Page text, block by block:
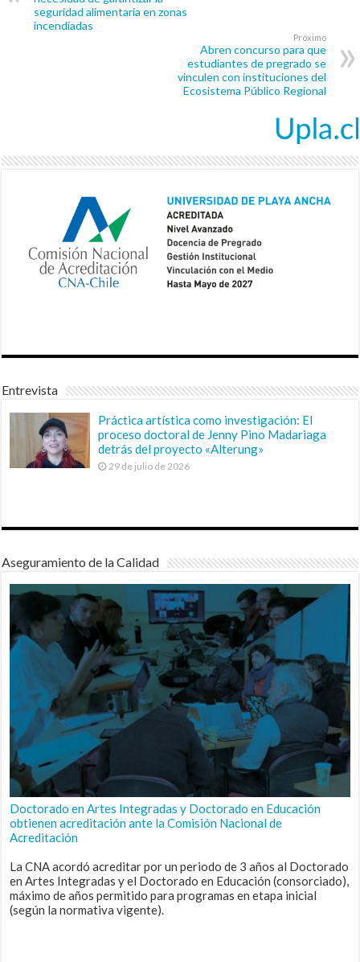
seguridad alimentaria en zonas
incendiadas
Próximo
Abren concurso para que
estudiantes de pregrado se
vinculen con instituciones del
Ecosistema Público Regional
Entrevista
Práctica artística como investigación: El
proceso doctoral de Jenny Pino Madariaga
detrás del proyecto «Alterung»
29 de julio de 2026
Aseguramiento de la Calidad
Doctorado en Artes Integradas y Doctorado en Educación
obtienen acreditación ante la Comisión Nacional de
Acreditación
La CNA acordó acreditar por un periodo de 3 años al Doctorado
en Artes Integradas y el Doctorado en Educación (consorciado),
máximo de años permitido para programas en etapa inicial
(según la normativa vigente).